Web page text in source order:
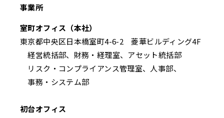
事業所
室町オフィス（本社）
東京都中央区日本橋室町4-6-2 菱華ビルディング4F
経営統括部、財務・経理室、アセット統括部
リスク・コンプライアンス管理室、人事部、
事務・システム部
初台オフィス